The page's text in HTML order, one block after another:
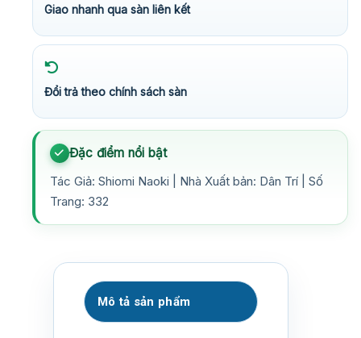
Giao nhanh qua sàn liên kết
Đổi trả theo chính sách sàn
Đặc điểm nổi bật
Tác Giả: Shiomi Naoki | Nhà Xuất bản: Dân Trí | Số
Trang: 332
Mô tả sản phẩm